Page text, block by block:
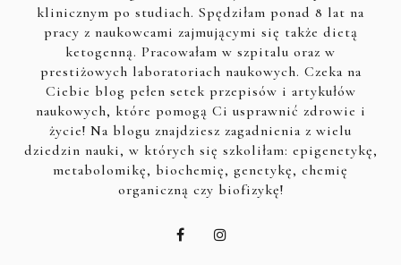
klinicznym po studiach. Spędziłam ponad 8 lat na
pracy z naukowcami zajmującymi się także dietą
ketogenną. Pracowałam w szpitalu oraz w
prestiżowych laboratoriach naukowych. Czeka na
Ciebie blog pełen setek przepisów i artykułów
naukowych, które pomogą Ci usprawnić zdrowie i
życie! Na blogu znajdziesz zagadnienia z wielu
dziedzin nauki, w których się szkoliłam: epigenetykę,
metabolomikę, biochemię, genetykę, chemię
organiczną czy biofizykę!